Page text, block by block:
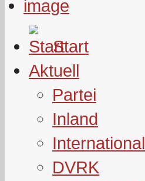
Start
Aktuell
Partei
Inland
International
DVRK